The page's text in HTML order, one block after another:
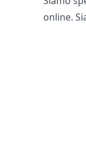
online.